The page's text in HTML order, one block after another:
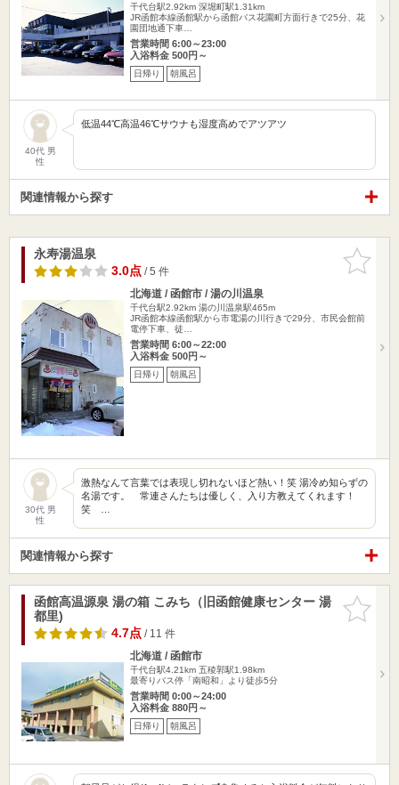
千代台駅2.92km 深堀町駅1.31km
JR函館本線函館駅から函館バス花園町方面行きで25分、花
園団地通下車…
営業時間 6:00～23:00
入浴料金 500円～
日帰り 朝風呂
40代 男
性
低温44℃高温46℃サウナも湿度高めでアツアツ
関連情報から探す
お気に入
りに追加
永寿湯温泉
3.0点/ 5 件
北海道 / 函館市 / 湯の川温泉
千代台駅2.92km 湯の川温泉駅465m
JR函館本線函館駅から市電湯の川行きで29分、市民会館前
電停下車、徒…
営業時間 6:00～22:00
入浴料金 500円～
日帰り 朝風呂
30代 男
性
激熱なんて言葉では表現し切れないほど熱い！笑 湯冷め知らずの
名湯です。 常連さんたちは優しく、入り方教えてくれます！
笑 …
関連情報から探す
お気に入
りに追加
函館高温源泉 湯の箱 こみち（旧函館健康センター 湯
都里)
4.7点/ 11 件
北海道 / 函館市
千代台駅4.21km 五稜郭駅1.98km
最寄りバス停「南昭和」より徒歩5分
営業時間 0:00～24:00
入浴料金 880円～
日帰り 朝風呂